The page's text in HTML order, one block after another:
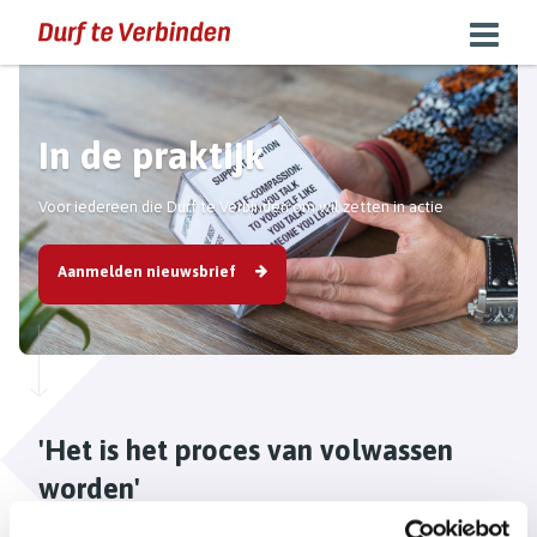
In de praktijk
Voor iedereen die Durf te Verbinden om wil zetten in actie
Aanmelden nieuwsbrief
'Het is het proces van volwassen
worden'